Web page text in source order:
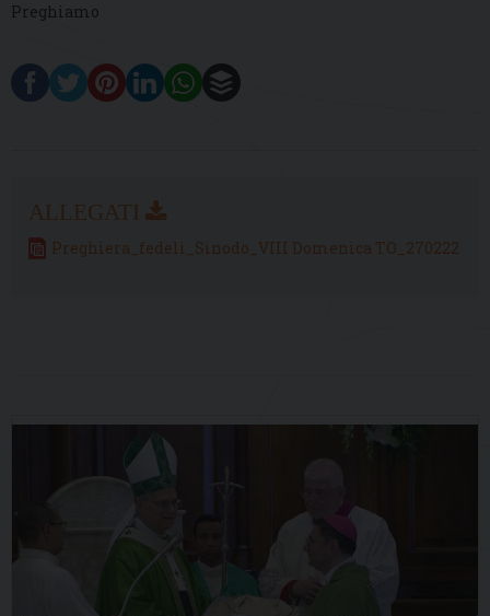
Preghiamo
Preghiera_fedeli_Sinodo_VIII Domenica TO_270222